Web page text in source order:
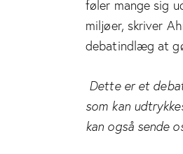
føler mange sig
miljøer, skriver
debatindlæg at
Dette er et
som kan
kan også sende